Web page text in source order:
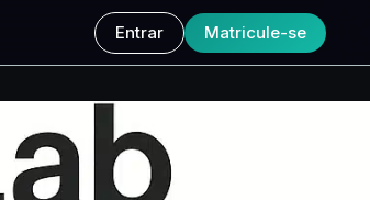
Entrar Matricule-se